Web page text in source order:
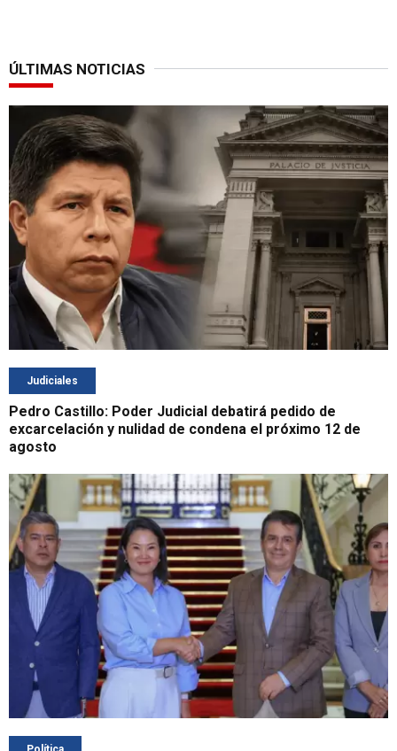
ÚLTIMAS NOTICIAS
Judiciales
Pedro Castillo: Poder Judicial debatirá pedido de
excarcelación y nulidad de condena el próximo 12 de
agosto